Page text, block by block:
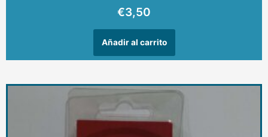
€3,50
Añadir al carrito